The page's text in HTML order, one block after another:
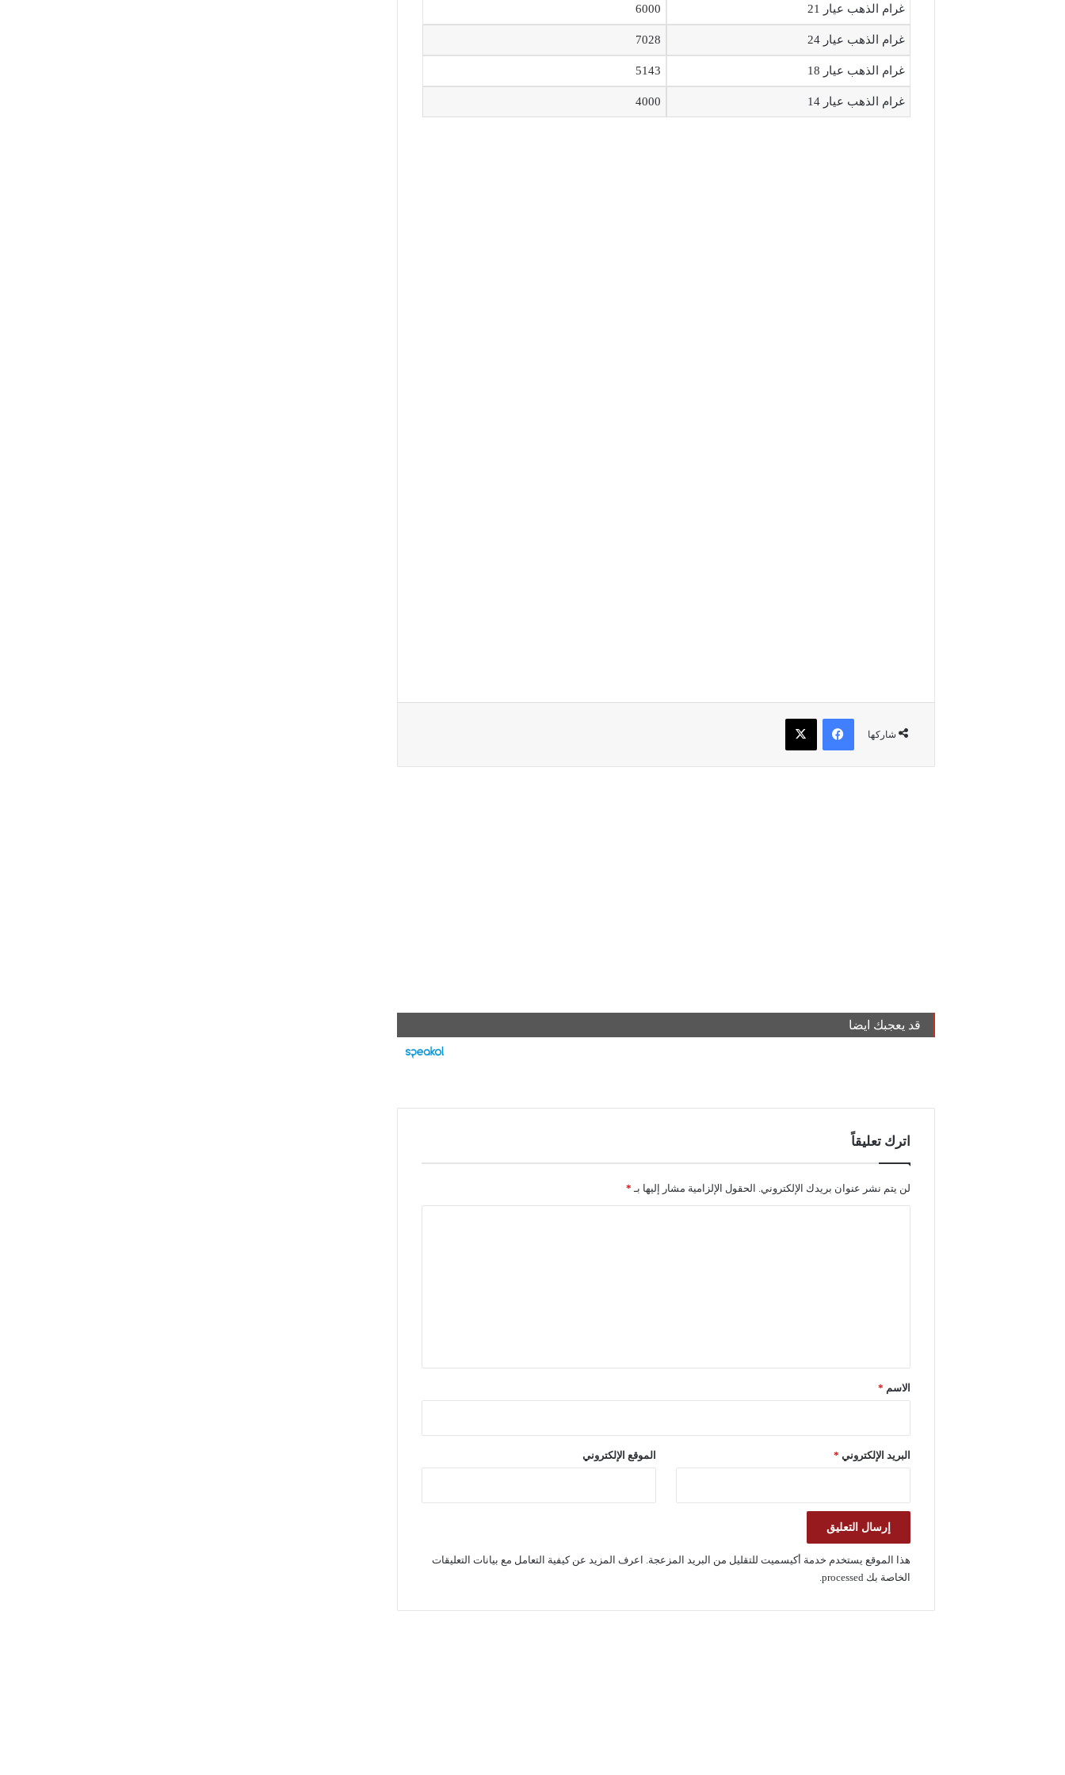
غرام الذهب عيار 21 6000
غرام الذهب عيار 24 7028
غرام الذهب عيار 18 5143
غرام الذهب عيار 14 4000
شاركها
فيسبوك
قد يعجبك ايضا
اترك تعليقاً
لن يتم نشر عنوان بريدك الإلكتروني. الحقول الإلزامية مشار إليها بـ *
*
الاسم *
البريد الإلكتروني * الموقع الإلكتروني
هذا الموقع يستخدم خدمة أكيسميت للتقليل من البريد المزعجة. اعرف المزيد عن كيفية التعامل مع بيانات التعليقات
الخاصة بك processed